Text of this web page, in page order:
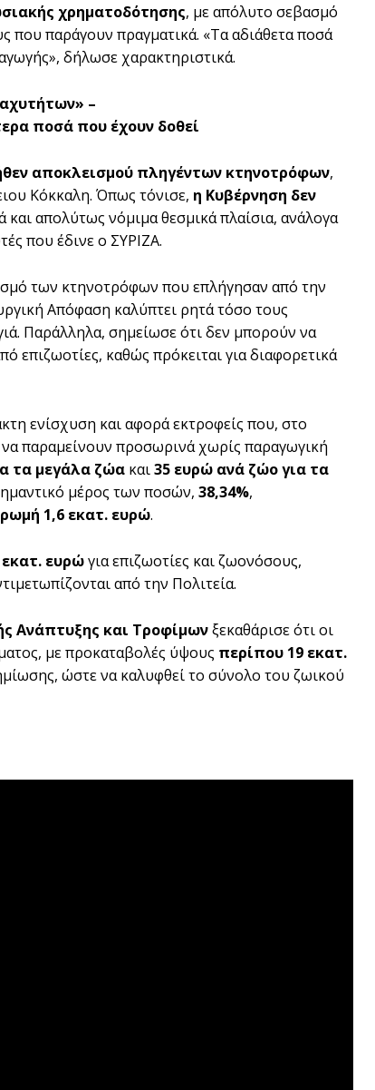
χρηματοδότησης, με απόλυτο σεβασμό
που παράγουν πραγματικά. «Τα αδιάθετα ποσά
δήλωσε χαρακτηριστικά.
–
ποσά που έχουν δοθεί
αποκλεισμού πληγέντων κτηνοτρόφων,
Κόκκαλη. Όπως τόνισε, η Κυβέρνηση δεν
και απολύτως νόμιμα θεσμικά πλαίσια, ανάλογα
που έδινε ο ΣΥΡΙΖΑ.
των κτηνοτρόφων που επλήγησαν από την
Απόφαση καλύπτει ρητά τόσο τους
Παράλληλα, σημείωσε ότι δεν μπορούν να
επιζωοτίες, καθώς πρόκειται για διαφορετικά
ενίσχυση και αφορά εκτροφείς που, στο
παραμείνουν προσωρινά χωρίς παραγωγική
τα μεγάλα ζώα και35 ευρώ ανά ζώο για τα
μέρος των ποσών, 38,34%,
1,6 εκατ. ευρώ.
εκατ. ευρώγια επιζωοτίες και ζωονόσους,
από την Πολιτεία.
Ανάπτυξης και Τροφίμωνξεκαθάρισε ότι οι
με προκαταβολές ύψους περίπου 19 εκατ.
ώστε να καλυφθεί το σύνολο του ζωικού